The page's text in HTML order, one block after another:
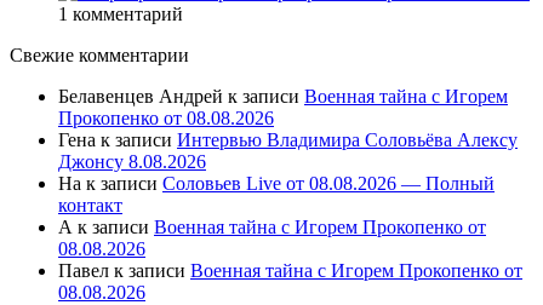
1 комментарий
Свежие комментарии
Белавенцев Андрей к записи Военная тайна с Игорем
Прокопенко от 08.08.2026
Гена к записи Интервью Владимира Соловьёва Алексу
Джонсу 8.08.2026
На к записи Соловьев Live от 08.08.2026 — Полный
контакт
А к записи Военная тайна с Игорем Прокопенко от
08.08.2026
Павел к записи Военная тайна с Игорем Прокопенко от
08.08.2026